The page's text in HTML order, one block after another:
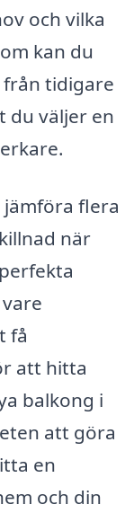
och vilka
kan du
tidigare
du väljer en
flera
när
få
att hitta
balkong i
att göra
en
och din